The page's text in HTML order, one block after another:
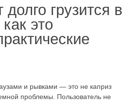
грузится в
это
и рывками — это не каприз
проблемы. Пользователь не